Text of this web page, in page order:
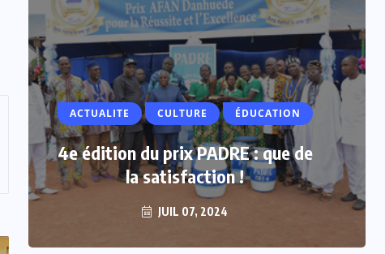
ACTUALITE CULTURE ÉDUCATION
4e édition du prix PADRE : que de
la satisfaction !
JUIL 07, 2024